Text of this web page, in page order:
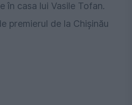
în casa lui Vasile Tofan.
premierul de la Chişinău